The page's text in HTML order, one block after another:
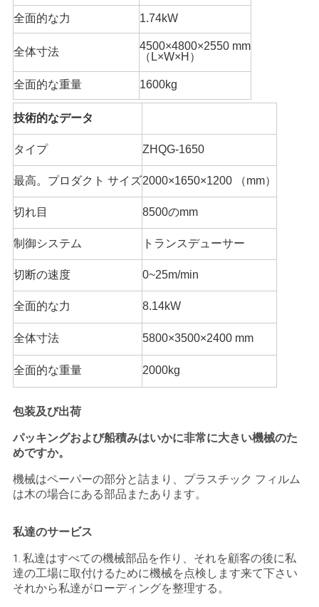
全面的な力 1.74kW
全体寸法
4500×4800×2550 mm
（L×W×H）
全面的な重量 1600kg
技術的なデータ
タイプ ZHQG-1650
最高。プロダクト サイズ2000×1650×1200 （mm）
切れ目 8500のmm
制御システム トランスデューサー
切断の速度 0~25m/min
全面的な力 8.14kW
全体寸法 5800×3500×2400 mm
全面的な重量 2000kg
包装及び出荷
パッキングおよび船積みはいかに非常に大きい機械のた
めですか。
機械はペーパーの部分と詰まり、プラスチック フィルム
は木の場合にある部品またあります。
私達のサービス
1. 私達はすべての機械部品を作り、それを顧客の後に私
達の工場に取付けるために機械を点検します来て下さい
それから私達がローディングを整理する。